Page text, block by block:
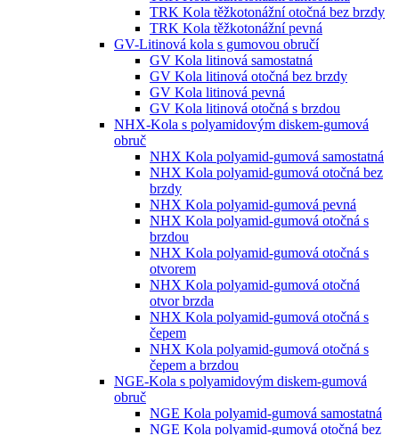
TRK Kola těžkotonážní otočná bez brzdy
TRK Kola těžkotonážní pevná
GV-Litinová kola s gumovou obručí
GV Kola litinová samostatná
GV Kola litinová otočná bez brzdy
GV Kola litinová pevná
GV Kola litinová otočná s brzdou
NHX-Kola s polyamidovým diskem-gumová
obruč
NHX Kola polyamid-gumová samostatná
NHX Kola polyamid-gumová otočná bez
brzdy
NHX Kola polyamid-gumová pevná
NHX Kola polyamid-gumová otočná s
brzdou
NHX Kola polyamid-gumová otočná s
otvorem
NHX Kola polyamid-gumová otočná
otvor brzda
NHX Kola polyamid-gumová otočná s
čepem
NHX Kola polyamid-gumová otočná s
čepem a brzdou
NGE-Kola s polyamidovým diskem-gumová
obruč
NGE Kola polyamid-gumová samostatná
NGE Kola polyamid-gumová otočná bez